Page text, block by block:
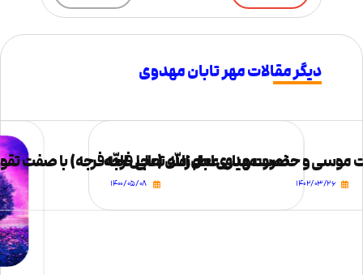
دیگر مقالات مهر تابان مهدوی
نصرت و یاری امام زمان (عجل الله فرجه) با صفت
۱۴۰۰/۰۵/۰۸
موسی و حضرت مهدی عجل الله تعالی فرجه
۱۴۰۲/۰۳/۲۶